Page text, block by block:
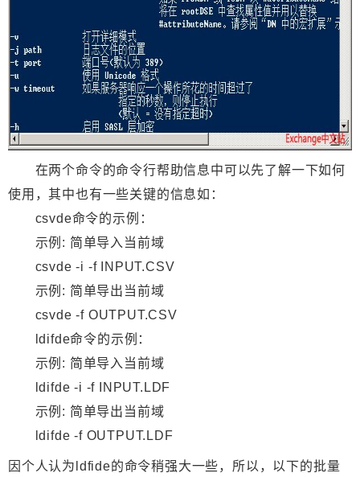
在两个命令的命令行帮助信息中可以先了解一下如何
使用，其中也有一些关键的信息如：
csvde命令的示例：
示例: 简单导入当前域
csvde -i -f INPUT.CSV
示例: 简单导出当前域
csvde -f OUTPUT.CSV
ldifde命令的示例：
示例: 简单导入当前域
ldifde -i -f INPUT.LDF
示例: 简单导出当前域
ldifde -f OUTPUT.LDF
因个人认为ldfide的命令稍强大一些，所以，以下的批量